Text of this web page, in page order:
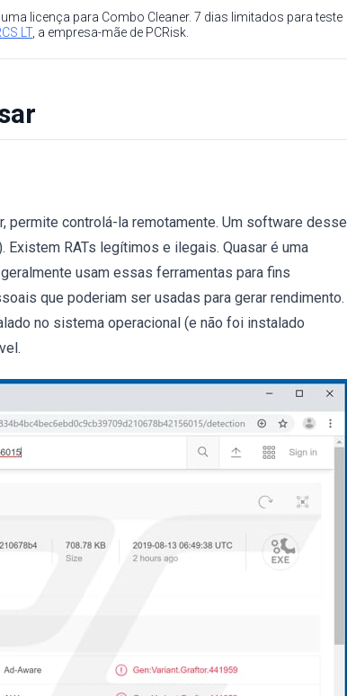
licença para Combo Cleaner. 7 dias limitados para teste
LT, a empresa-mãe de PCRisk.
permite controlá-la remotamente. Um software desse
RATs legítimos e ilegais. Quasar é uma
usam essas ferramentas para fins
que poderiam ser usadas para gerar rendimento.
no sistema operacional (e não foi instalado